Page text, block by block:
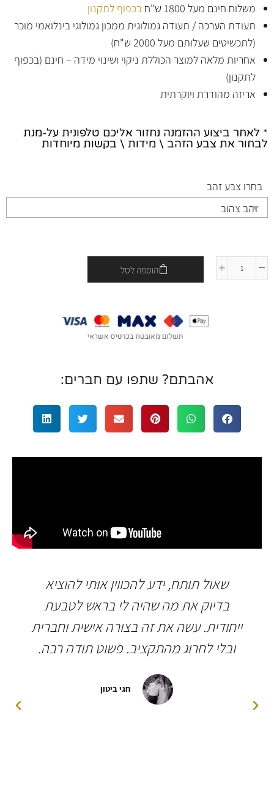
משלוח חינם מעל 1800 ש"ח
בכפוף לתקנון
תעודת הערכה / תעודה גמולוגית ממכון גמולוגי בינלואמי מוכר
(לתכשיטים שעלותם מעל 2000 ש"ח)
אחריות מלאה למוצר הכוללת ניקוי ושינוי מידה – חינם (בכפוף
לתקנון)
אריזה מהודרת ויוקרתית
* לאחר ביצוע ההזמנה נחזור אליכם טלפונית על-מנת
לבחור את צבע הזהב \ מידות \ בקשות מיוחדות
בחרו צבע זהב
הוספה לסל
אהבתם? שתפו עם חברים:
שאול תותח, ידע להכווין אותי להוציא
בדיוק את מה שהיה לי בראש לטבעת
ייחודית. עשה את זה בצורה אישית וחברית
ובלי לחרוג מהתקציב. פשוט תודה רבה.
חגי ביטון